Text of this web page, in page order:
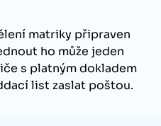
matriky připraven
ho může jeden
s platným dokladem
list zaslat poštou.